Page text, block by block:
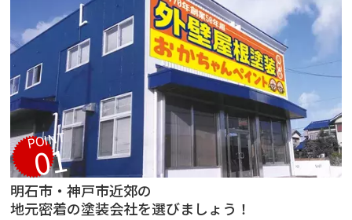
POINT
01
明石市・神戸市近郊の
地元密着の塗装会社を選びましょう！